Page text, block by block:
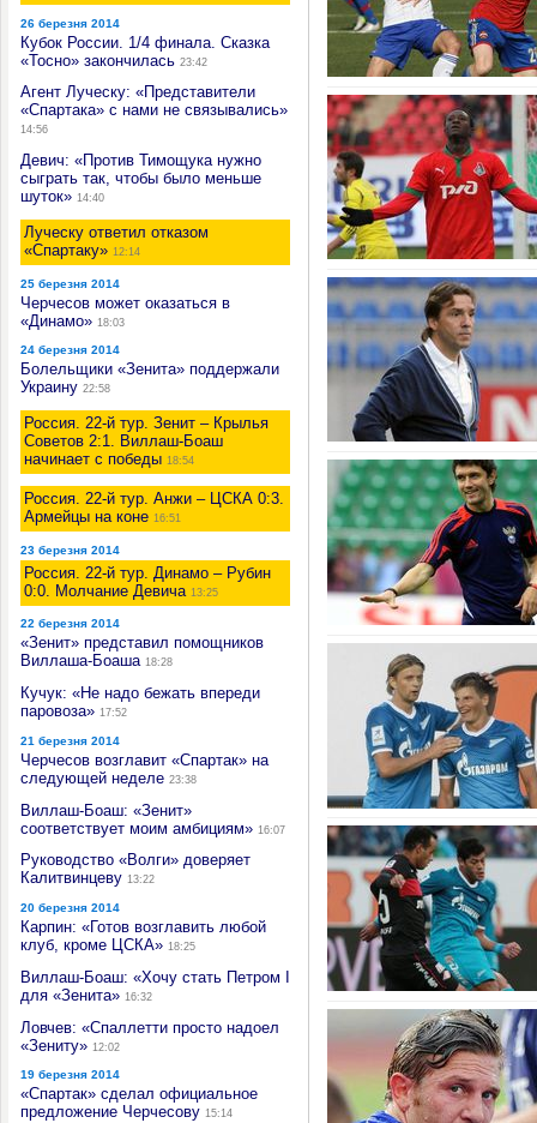
26 березня 2014
Кубок России. 1/4 финала. Сказка
«Тосно» закончилась 23:42
Агент Луческу: «Представители
«Спартака» с нами не связывались»
14:56
Девич: «Против Тимощука нужно
сыграть так, чтобы было меньше
шуток» 14:40
Луческу ответил отказом
«Спартаку» 12:14
25 березня 2014
Черчесов может оказаться в
«Динамо» 18:03
24 березня 2014
Болельщики «Зенита» поддержали
Украину 22:58
Россия. 22-й тур. Зенит – Крылья
Советов 2:1. Виллаш-Боаш
начинает с победы 18:54
Россия. 22-й тур. Анжи – ЦСКА 0:3.
Армейцы на коне 16:51
23 березня 2014
Россия. 22-й тур. Динамо – Рубин
0:0. Молчание Девича 13:25
22 березня 2014
«Зенит» представил помощников
Виллаша-Боаша 18:28
Кучук: «Не надо бежать впереди
паровоза» 17:52
21 березня 2014
Черчесов возглавит «Спартак» на
следующей неделе 23:38
Виллаш-Боаш: «Зенит»
соответствует моим амбициям» 16:07
Руководство «Волги» доверяет
Калитвинцеву 13:22
20 березня 2014
Карпин: «Готов возглавить любой
клуб, кроме ЦСКА» 18:25
Виллаш-Боаш: «Хочу стать Петром I
для «Зенита» 16:32
Ловчев: «Спаллетти просто надоел
«Зениту» 12:02
19 березня 2014
«Спартак» сделал официальное
предложение Черчесову 15:14